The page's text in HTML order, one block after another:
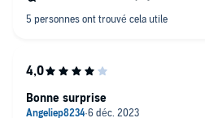
Merci à tous les deux.
Bonne surprise